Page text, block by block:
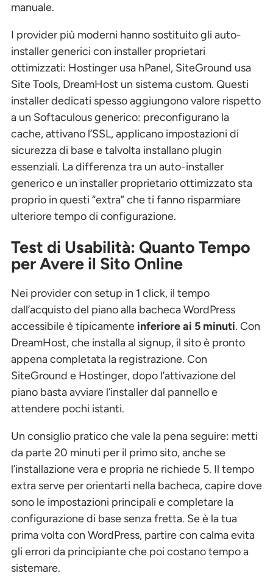
manuale.
I provider più moderni hanno sostituito gli auto-
installer generici con installer proprietari
ottimizzati: Hostinger usa hPanel, SiteGround usa
Site Tools, DreamHost un sistema custom. Questi
installer dedicati spesso aggiungono valore rispetto
a un Softaculous generico: preconfigurano la
cache, attivano l’SSL, applicano impostazioni di
sicurezza di base e talvolta installano plugin
essenziali. La differenza tra un auto-installer
generico e un installer proprietario ottimizzato sta
proprio in questi “extra” che ti fanno risparmiare
ulteriore tempo di configurazione.
Test di Usabilità: Quanto Tempo
per Avere il Sito Online
Nei provider con setup in 1 click, il tempo
dall’acquisto del piano alla bacheca WordPress
accessibile è tipicamente inferiore ai 5 minuti. Con
DreamHost, che installa al signup, il sito è pronto
appena completata la registrazione. Con
SiteGround e Hostinger, dopo l’attivazione del
piano basta avviare l’installer dal pannello e
attendere pochi istanti.
Un consiglio pratico che vale la pena seguire: metti
da parte 20 minuti per il primo sito, anche se
l’installazione vera e propria ne richiede 5. Il tempo
extra serve per orientarti nella bacheca, capire dove
sono le impostazioni principali e completare la
configurazione di base senza fretta. Se è la tua
prima volta con WordPress, partire con calma evita
gli errori da principiante che poi costano tempo a
sistemare.